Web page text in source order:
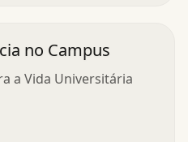
no Campus
a Vida Universitária